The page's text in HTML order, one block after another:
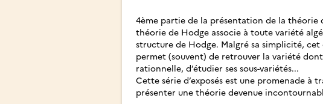
4ème partie de la présentation de la théorie
théorie de Hodge associe à toute variété
structure de Hodge. Malgré sa simplicité,
permet (souvent) de retrouver la variété
rationnelle, d’étudier ses sous-variétés...
Cette série d’exposés est une promenade à
présenter une théorie devenue